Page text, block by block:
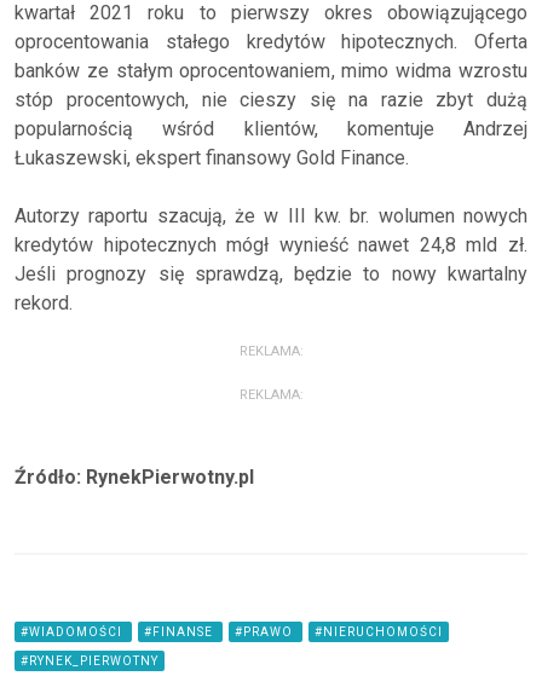
kwartał 2021 roku to pierwszy okres obowiązującego
oprocentowania stałego kredytów hipotecznych. Oferta
banków ze stałym oprocentowaniem, mimo widma wzrostu
stóp procentowych, nie cieszy się na razie zbyt dużą
popularnością wśród klientów, komentuje Andrzej
Łukaszewski, ekspert finansowy Gold Finance.
Autorzy raportu szacują, że w III kw. br. wolumen nowych
kredytów hipotecznych mógł wynieść nawet 24,8 mld zł.
Jeśli prognozy się sprawdzą, będzie to nowy kwartalny
rekord.
REKLAMA:
REKLAMA:
Źródło: RynekPierwotny.pl
#WIADOMOŚCI #FINANSE #PRAWO #NIERUCHOMOŚCI
#RYNEK_PIERWOTNY